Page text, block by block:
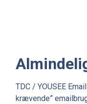
TDC / YOUSEE
krævende”